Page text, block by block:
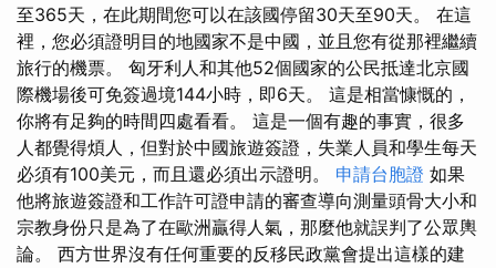
至365天，在此期間您可以在該國停留30天至90天。 在這
裡，您必須證明目的地國家不是中國，並且您有從那裡繼續
旅行的機票。 匈牙利人和其他52個國家的公民抵達北京國
際機場後可免簽過境144小時，即6天。 這是相當慷慨的，
你將有足夠的時間四處看看。 這是一個有趣的事實，很多
人都覺得煩人，但對於中國旅遊簽證，失業人員和學生每天
必須有100美元，而且還必須出示證明。 申請台胞證 如果
他將旅遊簽證和工作許可證申請的審查導向測量頭骨大小和
宗教身份只是為了在歐洲贏得人氣，那麼他就誤判了公眾輿
論。 西方世界沒有任何重要的反移民政黨會提出這樣的建